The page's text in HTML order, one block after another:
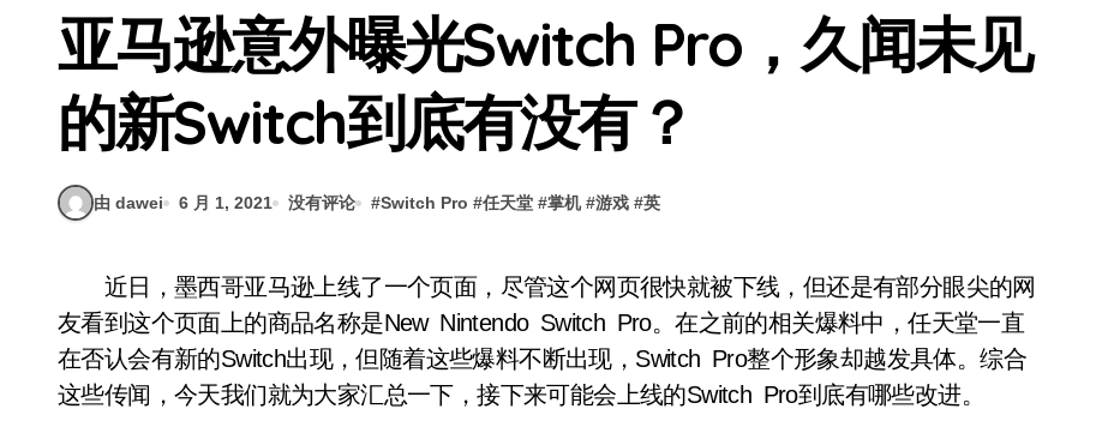
S25 Ultra颜值炸裂！定制主题潮翻天
亚马逊意外曝光Switch Pro，久闻未见
的新Switch到底有没有？
由 dawei 6 月 1, 2021 没有评论 #Switch Pro #任天堂 #掌机 #游戏 #英
近日，墨西哥亚马逊上线了一个页面，尽管这个网页很快就被下线，但还是有部分眼尖的网
友看到这个页面上的商品名称是New Nintendo Switch Pro。在之前的相关爆料中，任天堂一直
在否认会有新的Switch出现，但随着这些爆料不断出现，Switch Pro整个形象却越发具体。综合
这些传闻，今天我们就为大家汇总一下，接下来可能会上线的Switch Pro到底有哪些改进。